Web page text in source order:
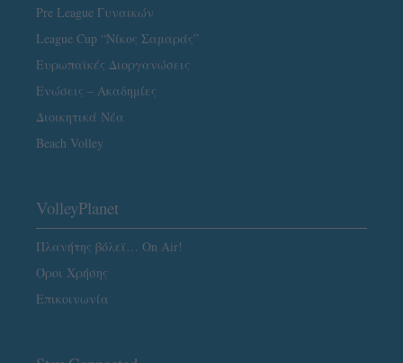
Pre League Γυναικών
League Cup “Νίκος Σαμαράς”
Ευρωπαϊκές Διοργανώσεις
Ενώσεις – Ακαδημίες
Διοικητικά Νέα
Beach Volley
VolleyPlanet
Πλανήτης βόλεϊ… On Air!
Όροι Χρήσης
Επικοινωνία